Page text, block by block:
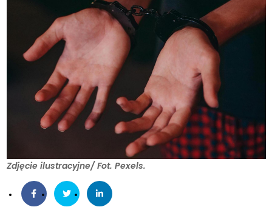
Zdjęcie ilustracyjne/ Fot. Pexels.